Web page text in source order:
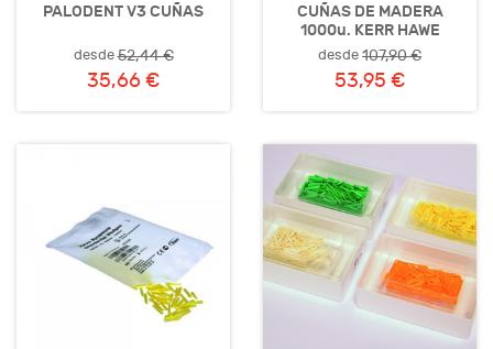
PALODENT V3 CUÑAS
desde52,44 €
35,66 €
CUÑAS DE MADERA
1000u. KERR HAWE
desde107,90 €
53,95 €